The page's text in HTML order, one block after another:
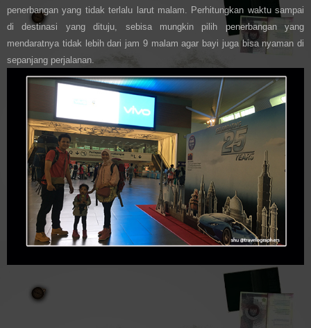
penerbangan yang tidak terlalu larut malam. Perhitungkan waktu sampai
di destinasi yang dituju, sebisa mungkin pilih penerbangan yang
mendaratnya tidak lebih dari jam 9 malam agar bayi juga bisa nyaman di
sepanjang perjalanan.